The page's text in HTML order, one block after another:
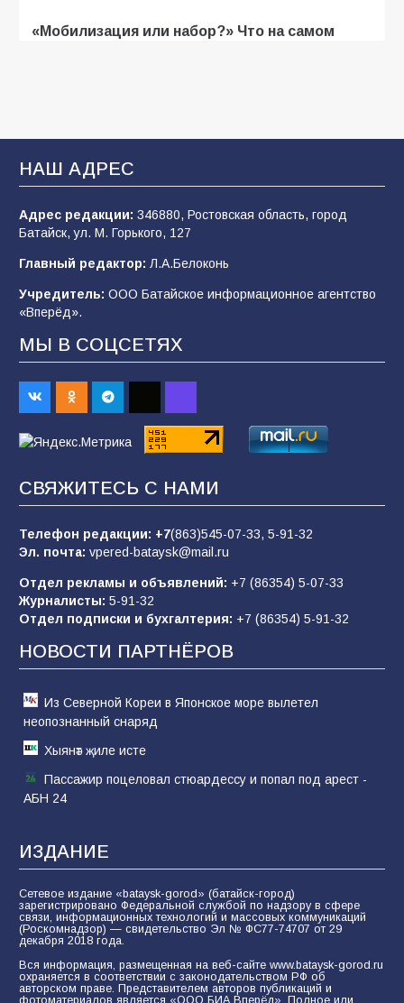
«Мобилизация или набор?» Что на самом
В Батайске продолжаются дорожные работы
100 04.08.2026
Будет ли мобилизация в России в 2026 году
после выборов: в Госдуме дали ответ
94 06.08.2026
«Пургу нести — не поля переходить»: почему
заявления о мобилизации — это
пропагандистский вброс
01.08.2026
«Слухами Москву не возьмёшь»: почему
отчаяние, а не разведка
81 02.08.2026
Морской квест в детском саду: как
воспитанники спасали Нептуна
74 01.08.2026
НАШ АДРЕС
Адрес редакции: 346880, Ростовская область, город
Батайск, ул. М. Горького, 127
Главный редактор: Л.А.Белоконь
Учредитель: ООО Батайское информационное агентство
«Вперёд».
МЫ В СОЦСЕТЯХ
СВЯЖИТЕСЬ С НАМИ
Телефон редакции: +7(863)545-07-33, 5-91-32
Эл. почта: vpered-bataysk@mail.ru
Отдел рекламы и объявлений: +7 (86354) 5-07-33
Журналисты: 5-91-32
Отдел подписки и бухгалтерия: +7 (86354) 5-91-32
НОВОСТИ ПАРТНЁРОВ
Из Северной Кореи в Японское море вылетел
неопознанный снаряд
Хыянәт җиле исте
Пассажир поцеловал стюардессу и попал под арест -
АБН 24
ИЗДАНИЕ
Сетевое издание «bataysk-gorod» (батайск-город)
зарегистрировано Федеральной службой по надзору в сфере
связи, информационных технологий и массовых коммуникаций
(Роскомнадзор) — свидетельство Эл № ФС77-74707 от 29
декабря 2018 года.
Вся информация, размещенная на веб-сайте www.bataysk-gorod.ru
охраняется в соответствии с законодательством РФ об
авторском праве. Представителем авторов публикаций и
фотоматериалов является «ООО БИА Вперёд». Полное или